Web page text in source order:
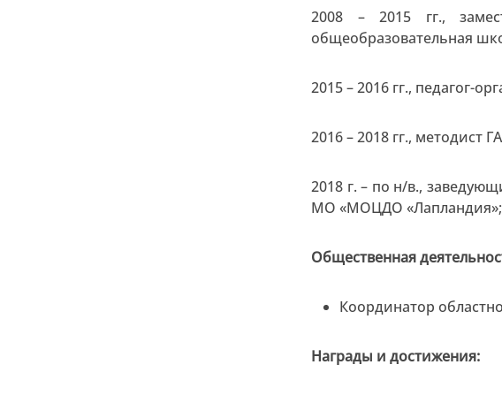
2008 – 2015 гг.,
общеобразовательная
2015 – 2016 гг., педагог-
2016 – 2018 гг.,
2018 г. – по н/в.,
МО «МОЦДО «Лапландия»;
Общественная
Координатор
Награды и достижения: